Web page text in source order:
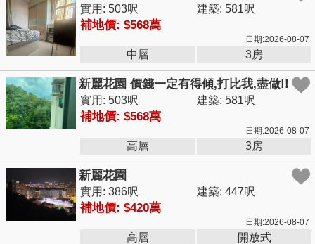
實用: 503呎 建築: 581呎
補地價: $568萬
日期:2026-08-07
中層 3房
新麗花園 價錢一定有得傾,打比我,盡做!!
實用: 503呎 建築: 581呎
補地價: $568萬
日期:2026-08-07
高層 3房
新麗花園
實用: 386呎 建築: 447呎
補地價: $420萬
日期:2026-08-07
高層 開放式